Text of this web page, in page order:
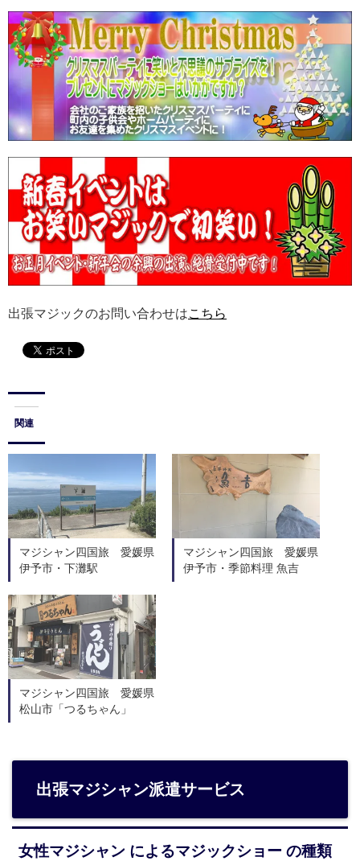
出張マジックのお問い合わせはこちら
関連
マジシャン四国旅 愛媛県
伊予市・下灘駅
マジシャン四国旅 愛媛県
伊予市・季節料理 魚吉
マジシャン四国旅 愛媛県
松山市「つるちゃん」
出張マジシャン派遣サービス
女性マジシャン によるマジックショー の種類